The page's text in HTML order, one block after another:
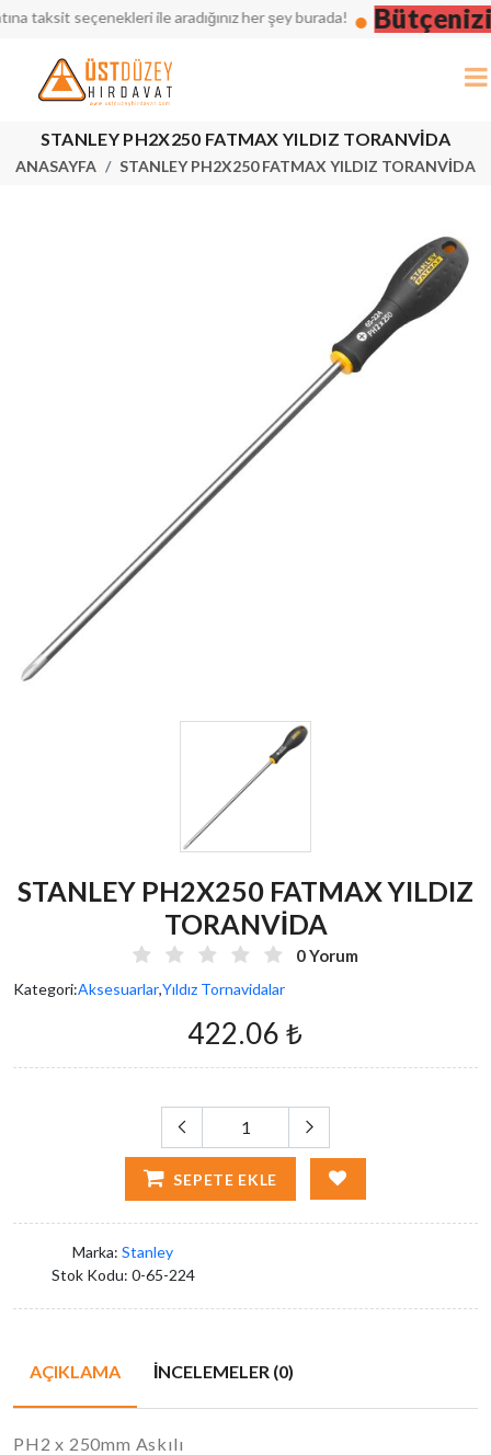
seçenekleri ile aradığınız her şey burada! Bütçenizi
STANLEY PH2X250 FATMAX YILDIZ TORANVİDA
ANASAYFA STANLEY PH2X250 FATMAX YILDIZ TORANVİDA
STANLEY PH2X250 FATMAX YILDIZ
TORANVİDA
0 Yorum
Kategori:Aksesuarlar,Yıldız Tornavidalar
422.06 ₺
SEPETE EKLE
Marka: Stanley
Stok Kodu: 0-65-224
AÇIKLAMA İNCELEMELER (0)
PH2 x 250mm Askılı